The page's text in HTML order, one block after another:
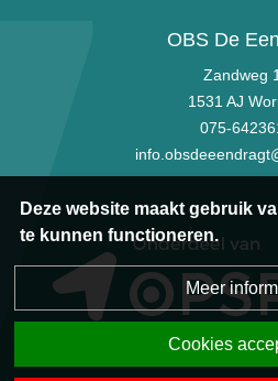
OBS De
Zandweg
1531 AJ
075-
Deze website maakt gebruik
te kunnen functioneren.
Meer
Cookies